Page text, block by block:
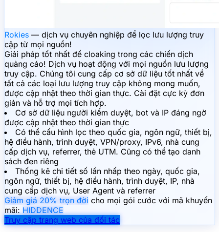
Rokies — dịch vụ chuyên nghiệp để lọc lưu lượng truy
cập từ mọi nguồn!
Giải pháp tốt nhất để cloaking trong các chiến dịch
quảng cáo! Dịch vụ hoạt động với mọi nguồn lưu lượng
truy cập. Chúng tôi cung cấp cơ sở dữ liệu tốt nhất về
tất cả các loại lưu lượng truy cập không mong muốn,
được cập nhật theo thời gian thực. Cài đặt cực kỳ đơn
giản và hỗ trợ mọi tích hợp.
Cơ sở dữ liệu người kiểm duyệt, bot và IP đáng ngờ
được cập nhật theo thời gian thực
Có thể cấu hình lọc theo quốc gia, ngôn ngữ, thiết bị,
hệ điều hành, trình duyệt, VPN/proxy, IPv6, nhà cung
cấp dịch vụ, referrer, thẻ UTM. Cũng có thể tạo danh
sách đen riêng
Thống kê chi tiết số lần nhấp theo ngày, quốc gia,
ngôn ngữ, thiết bị, hệ điều hành, trình duyệt, IP, nhà
cung cấp dịch vụ, User Agent và referrer
Giảm giá 20% trọn đời cho mọi gói cước với mã khuyến
mãi: HIDDENCE
Truy cập trang web của đối tác